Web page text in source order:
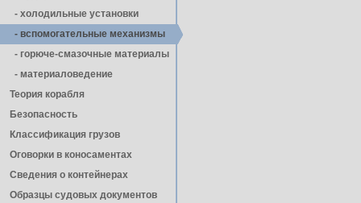
- холодильные установки
- вспомогательные механизмы
- горюче-смазочные материалы
- материаловедение
Теория корабля
Безопасность
Классификация грузов
Оговорки в коносаментах
Сведения о контейнерах
Образцы судовых документов